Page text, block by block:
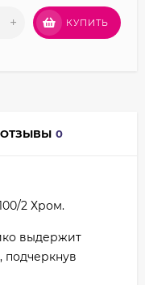
+ КУПИТЬ
ОТЗЫВЫ 0
2 Хром.
выдержит
подчеркнув